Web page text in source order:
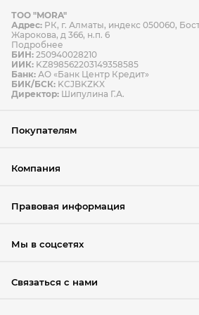
Способы оплаты Способы доставки
Условия возврата товара
ТОО "MORA"
Адрес: РК, г. Алматы, индекс 050060,
Жарокова, д 366, н.п. 6
Подробнее
БИН: 250940028210
ИИК: KZ898562203149358585
Банк: АО «Банк Центр Кредит»
БИК/БСК: KCJBKZKX
Директор: Шипулина Г.А.
Покупателям
Компания
Правовая информация
Мы в соцсетях
Связаться с нами